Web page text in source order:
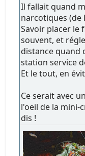
Il fallait quand
narcotiques (de
Savoir placer le
souvent, et
distance quand
station service
Et le tout, en
Ce serait avec
l'oeil de la mini-
dis !